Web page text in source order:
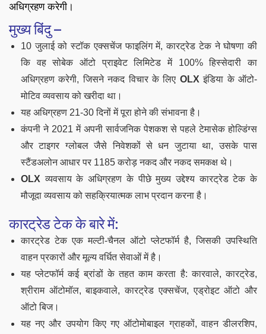
अधिग्रहण करेगी।
मुख्य बिंदु –
10 जुलाई को स्टॉक एक्सचेंज फाइलिंग में, कारट्रेड टेक ने घोषणा की
कि वह सोबेक ऑटो प्राइवेट लिमिटेड में 100% हिस्सेदारी का
अधिग्रहण करेगी, जिसने नकद विचार के लिए OLX इंडिया के ऑटो-
मोटिव व्यवसाय को खरीदा था।
यह अधिग्रहण 21-30 दिनों में पूरा होने की संभावना है।
कंपनी ने 2021 में अपनी सार्वजनिक पेशकश से पहले टेमासेक होल्डिंग्स
और टाइगर ग्लोबल जैसे निवेशकों से धन जुटाया था, उसके पास
स्टैंडअलोन आधार पर 1185 करोड़ नकद और नकद समकक्ष थे।
OLX व्यवसाय के अधिग्रहण के पीछे मुख्य उद्देश्य कारट्रेड टेक के
मौजूदा व्यवसाय को सहक्रियात्मक लाभ प्रदान करना है।
कारट्रेड टेक के बारे में:
कारट्रेड टेक एक मल्टी-चैनल ऑटो प्लेटफॉर्म है, जिसकी उपस्थिति
वाहन प्रकारों और मूल्य वर्धित सेवाओं में है।
यह प्लेटफॉर्म कई ब्रांडों के तहत काम करता है: कारवाले, कारट्रेड,
श्रीराम ऑटोमॉल, बाइकवाले, कारट्रेड एक्सचेंज, एड्रोइट ऑटो और
ऑटो बिज।
यह नए और उपयोग किए गए ऑटोमोबाइल ग्राहकों, वाहन डीलरशिप,